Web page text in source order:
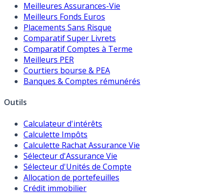
Meilleures Assurances-Vie
Meilleurs Fonds Euros
Placements Sans Risque
Comparatif Super Livrets
Comparatif Comptes à Terme
Meilleurs PER
Courtiers bourse & PEA
Banques & Comptes rémunérés
Outils
Calculateur d'intérêts
Calculette Impôts
Calculette Rachat Assurance Vie
Sélecteur d'Assurance Vie
Sélecteur d'Unités de Compte
Allocation de portefeuilles
Crédit immobilier